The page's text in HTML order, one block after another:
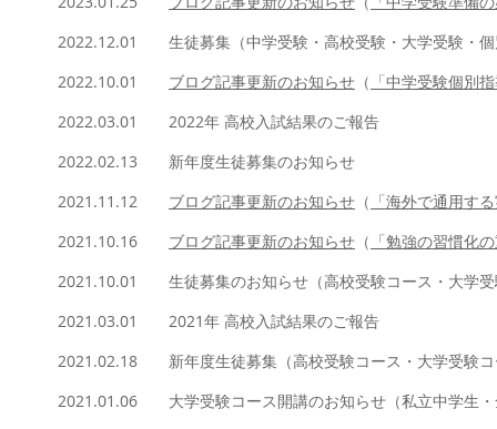
2022.12.01 生徒募集（中学受験・高校受験・大学受験・
2022.10.01 ブログ記事更新のお知らせ （ 「中学受験個別
2022.03.01
2022年 高校入試結果のご報告
2022.02.13
新年度生徒募集のお知らせ
2021.11.12 ブログ記事更新のお知らせ （ 「海外で通用す
2021.10.16 ブログ記事更新のお知らせ （ 「勉強の習慣化
2021.10.01 生徒募集のお知らせ（高校受験コース・大学受
2021.03.01
2021年 高校入試結果のご報告
2021.02.18 新年度生徒募集（高校受験コース・大学受験
2021.01.06
大学受験コース開講のお知らせ （私立中学生